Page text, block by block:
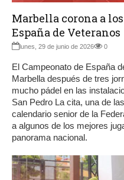
Marbella corona a
España de Veteranos
lunes, 29 de junio de 2026 0
El Campeonato de España
Marbella después de tres
mucho pádel en las
San Pedro La cita, una de
calendario senior de la
a algunos de los mejores
panorama nacional.